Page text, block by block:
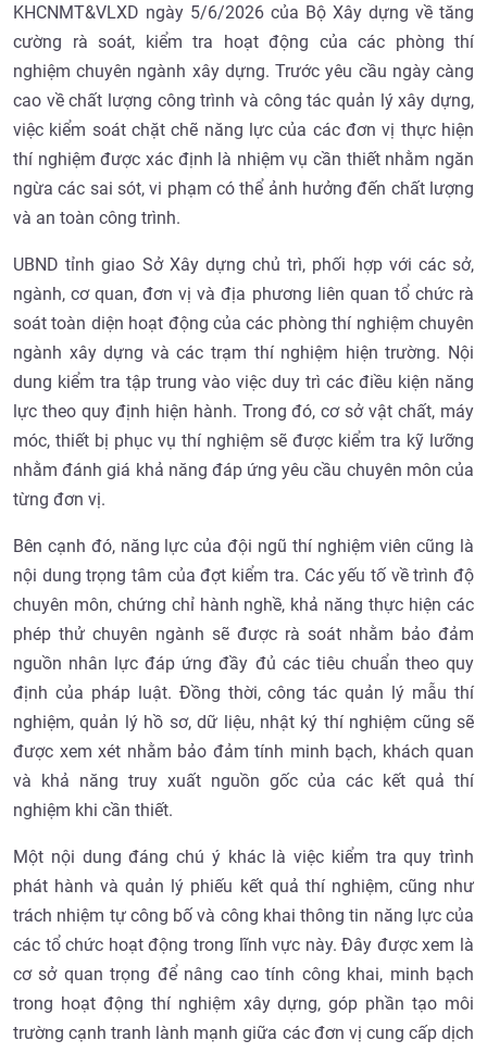
KHCNMT&VLXD ngày 5/6/2026 của Bộ Xây dựng về tăng
cường rà soát, kiểm tra hoạt động của các phòng thí
nghiệm chuyên ngành xây dựng. Trước yêu cầu ngày càng
cao về chất lượng công trình và công tác quản lý xây dựng,
việc kiểm soát chặt chẽ năng lực của các đơn vị thực hiện
thí nghiệm được xác định là nhiệm vụ cần thiết nhằm ngăn
ngừa các sai sót, vi phạm có thể ảnh hưởng đến chất lượng
và an toàn công trình.
UBND tỉnh giao Sở Xây dựng chủ trì, phối hợp với các sở,
ngành, cơ quan, đơn vị và địa phương liên quan tổ chức rà
soát toàn diện hoạt động của các phòng thí nghiệm chuyên
ngành xây dựng và các trạm thí nghiệm hiện trường. Nội
dung kiểm tra tập trung vào việc duy trì các điều kiện năng
lực theo quy định hiện hành. Trong đó, cơ sở vật chất, máy
móc, thiết bị phục vụ thí nghiệm sẽ được kiểm tra kỹ lưỡng
nhằm đánh giá khả năng đáp ứng yêu cầu chuyên môn của
từng đơn vị.
Bên cạnh đó, năng lực của đội ngũ thí nghiệm viên cũng là
nội dung trọng tâm của đợt kiểm tra. Các yếu tố về trình độ
chuyên môn, chứng chỉ hành nghề, khả năng thực hiện các
phép thử chuyên ngành sẽ được rà soát nhằm bảo đảm
nguồn nhân lực đáp ứng đầy đủ các tiêu chuẩn theo quy
định của pháp luật. Đồng thời, công tác quản lý mẫu thí
nghiệm, quản lý hồ sơ, dữ liệu, nhật ký thí nghiệm cũng sẽ
được xem xét nhằm bảo đảm tính minh bạch, khách quan
và khả năng truy xuất nguồn gốc của các kết quả thí
nghiệm khi cần thiết.
Một nội dung đáng chú ý khác là việc kiểm tra quy trình
phát hành và quản lý phiếu kết quả thí nghiệm, cũng như
trách nhiệm tự công bố và công khai thông tin năng lực của
các tổ chức hoạt động trong lĩnh vực này. Đây được xem là
cơ sở quan trọng để nâng cao tính công khai, minh bạch
trong hoạt động thí nghiệm xây dựng, góp phần tạo môi
trường cạnh tranh lành mạnh giữa các đơn vị cung cấp dịch